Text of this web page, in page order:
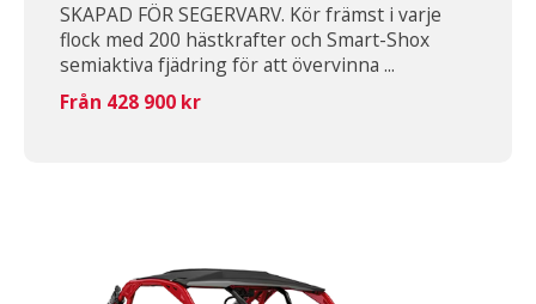
SKAPAD FÖR SEGERVARV. Kör främst i varje
flock med 200 hästkrafter och Smart-Shox
semiaktiva fjädring för att övervinna ...
Från 428 900 kr